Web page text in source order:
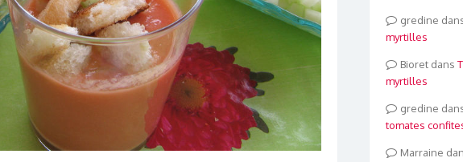
gredine
myrtilles
Bioretdans
myrtilles
gredine
tomates
Marraine